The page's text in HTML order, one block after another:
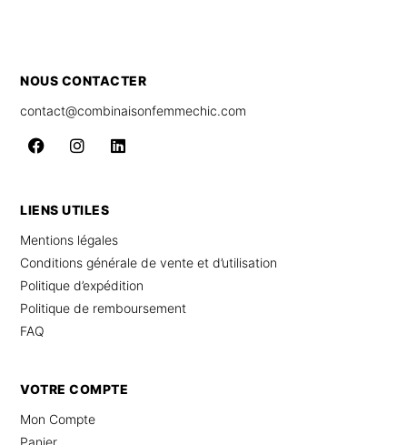
NOUS CONTACTER
contact@combinaisonfemmechic.com
LIENS UTILES
Mentions légales
Conditions générale de vente et d’utilisation
Politique d’expédition
Politique de remboursement
FAQ
VOTRE COMPTE
Mon Compte